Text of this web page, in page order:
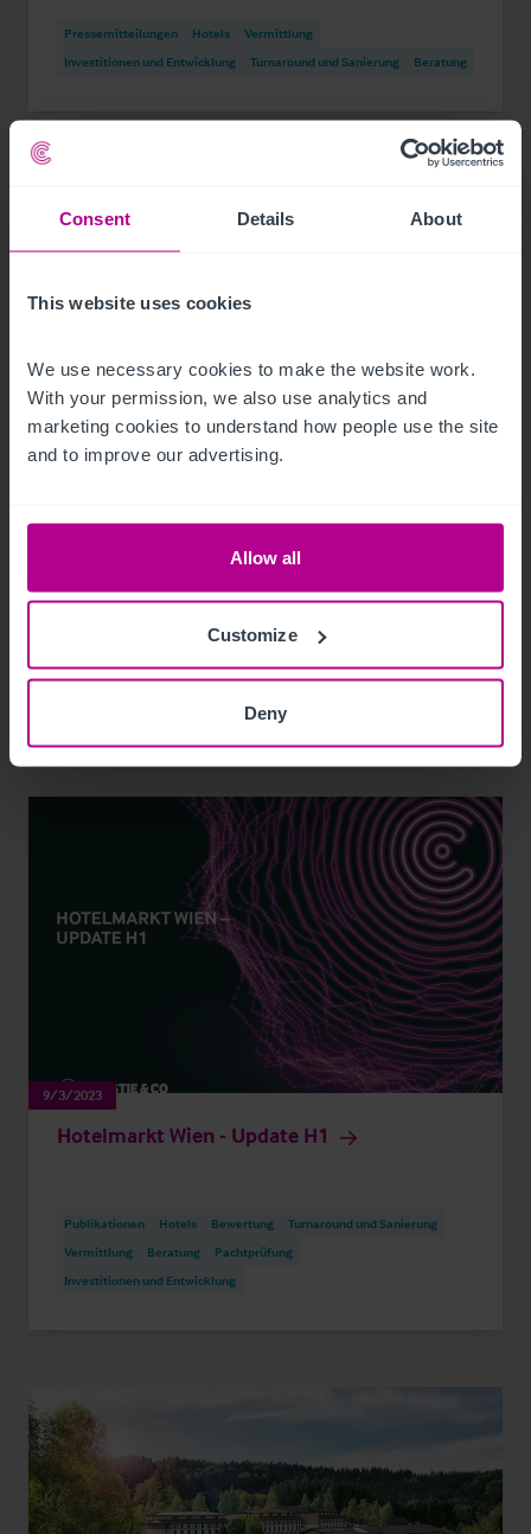
Consent Details About
This website uses cookies
We use necessary cookies to make the website work.
With your permission, we also use analytics and
marketing cookies to understand how people use the site
and to improve our advertising.
Allow all
Customize
Deny
Pressemitteilungen Hotels
Vermittlung
Investitionen und Entwicklung
Turnaround und Sanierung Beratung
1/17/2024
9/3/2023
Hotelmarkt Wien - Update H1
Publikationen Hotels Bewertung
Turnaround und Sanierung
Vermittlung
Beratung
Pachtprüfung
Investitionen und Entwicklung